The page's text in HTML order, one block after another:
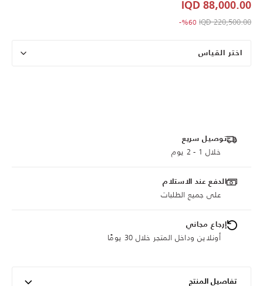
88,000.00 IQD
Price reduced from
220,500.00 IQD
to 88,000.00 IQD
%60-
اختر القياس
توصيل سريع
خلال 1 - 2 يوم
الدفع عند الاستلام
على جميع الطلبات
إرجاع مجاني
أونلاين وداخل المتجر خلال 30 يومًا
تفاصيل المنتج